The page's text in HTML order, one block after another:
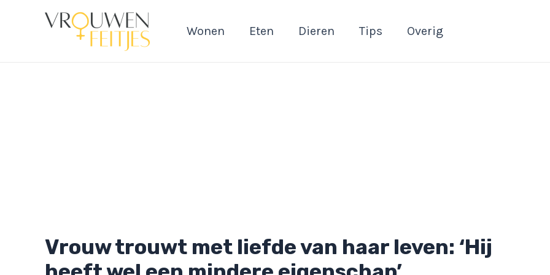
Wonen Eten Dieren Tips Overig
Vrouw trouwt met liefde van haar leven: ‘Hij